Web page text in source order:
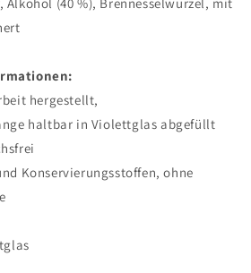
hergestellt,
haltbar in Violettglas abgefüllt
Konservierungsstoffen, ohne